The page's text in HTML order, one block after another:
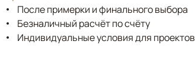
После примерки и финального выбора
Безналичный расчёт по счёту
Индивидуальные условия для проектов